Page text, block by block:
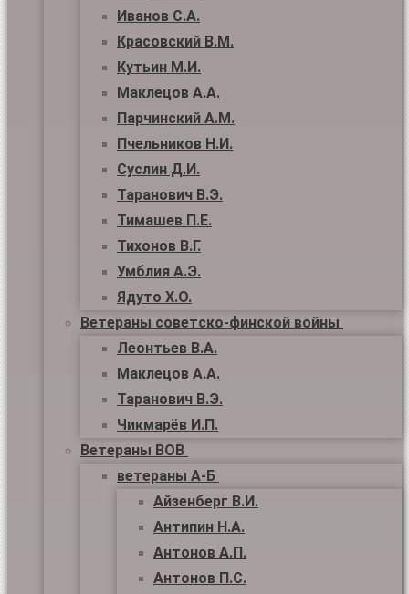
Иванов С.А.
Красовский В.М.
Кутьин М.И.
Маклецов А.А.
Парчинский А.М.
Пчельников Н.И.
Суслин Д.И.
Таранович В.Э.
Тимашев П.Е.
Тихонов В.Г.
Умблия А.Э.
Ядуто Х.О.
Ветераны советско-финской войны
Леонтьев В.А.
Маклецов А.А.
Таранович В.Э.
Чикмарёв И.П.
Ветераны ВОВ
ветераны А-Б
Айзенберг В.И.
Антипин Н.А.
Антонов А.П.
Антонов П.С.